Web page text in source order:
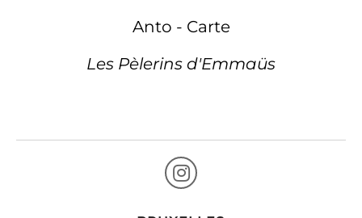
Anto - Carte
Les Pèlerins d'Emmaüs